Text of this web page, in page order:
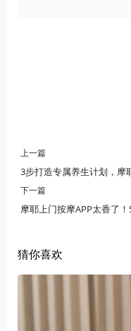
上一篇
3步打造专属养生计划，摩
下一篇
猜你喜欢